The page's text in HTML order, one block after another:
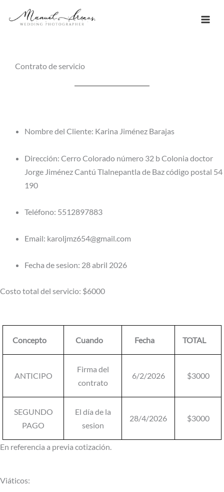
Contrato de servicio
Nombre del Cliente: Karina Jiménez Barajas
Dirección: Cerro Colorado número 32 b Colonia doctor
Jorge Jiménez Cantú Tlalnepantla de Baz código postal 54
190
Teléfono: 5512897883
Email: karoljmz654@gmail.com
Fecha de sesion: 28 abril 2026
Costo total del servicio: $6000
Concepto Cuando Fecha TOTAL
ANTICIPO
Firma del
contrato
6/2/2026 $3000
SEGUNDO
PAGO
El día de la
sesion
28/4/2026 $3000
En referencia a previa cotización.
Viáticos: